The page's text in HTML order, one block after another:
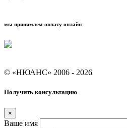
мы принимаем оплату онлайн
© «НЮАНС» 2006 - 2026
Получить консультацию
×
Ваше имя